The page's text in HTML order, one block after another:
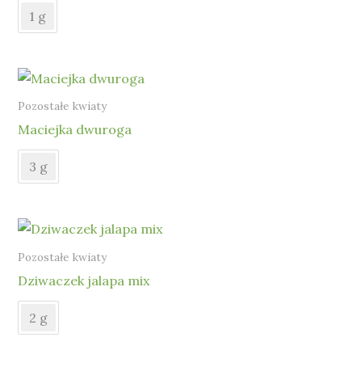
1 g
Pozostałe kwiaty
Maciejka dwuroga
3 g
Pozostałe kwiaty
Dziwaczek jalapa mix
2 g